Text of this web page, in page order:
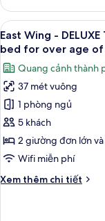
adults),
Non-
Smoking
East
Wing
-
DELUXE
(For
1-
2
adults),
Non-
Xem
tất
cả
ảnh
East
Wing
-
DELUXE
TWIN
3
16
East Wing -
bed for over age of
Quang cảnh thành
37 mét vuông
1 phòng ngủ
5 khách
2 giường đơn lớn
Wifi miễn phí
Xem thêm chi tiết
Chi